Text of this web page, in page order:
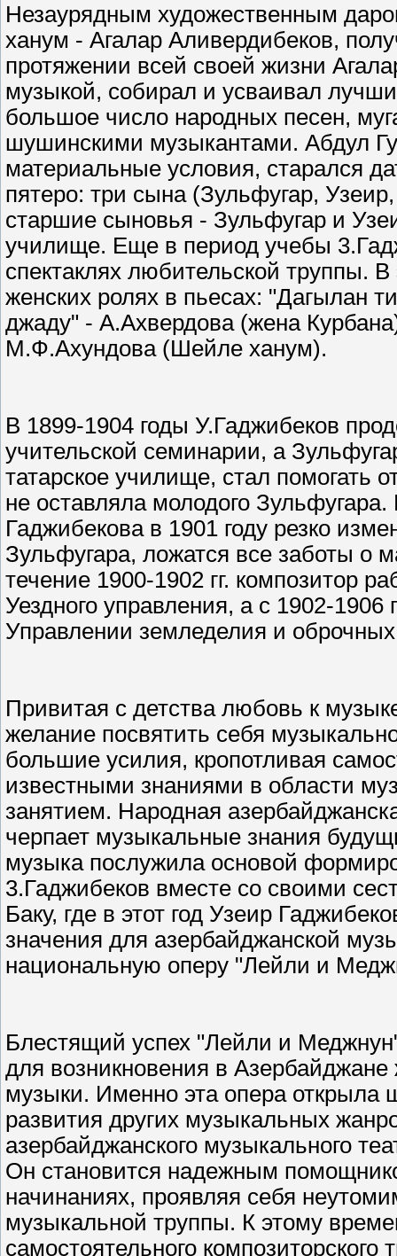
Незаурядным художественным
ханум - Агалар Аливердибеков,
протяжении всей своей жизни
музыкой, собирал и усваивал
большое число народных песен,
шушинскими музыкантами. Абдул
материальные условия, старался
пятеро: три сына (Зульфугар,
старшие сыновья - Зульфугар и
училище. Еще в период учебы
спектаклях любительской труппы.
женских ролях в пьесах: "Дагылан
джаду" - А.Ахвердова (жена
М.Ф.Ахундова (Шейле ханум).
В 1899-1904 годы У.Гаджибеков
учительской семинарии, а
татарское училище, стал помогать
не оставляла молодого
Гаджибекова в 1901 году резко
Зульфугара, ложатся все заботы о
течение 1900-1902 гг. композитор
Уездного управления, а с 1902-
Управлении земледелия и
Привитая с детства любовь к
желание посвятить себя
большие усилия, кропотливая
известными знаниями в области
занятием. Народная
черпает музыкальные знания
музыка послужила основой
3.Гаджибеков вместе со своими
Баку, где в этот год Узеир
значения для азербайджанской
национальную оперу "Лейли и
Блестящий успех "Лейли и
для возникновения в
музыки. Именно эта опера открыла
развития других музыкальных
азербайджанского музыкального
Он становится надежным
начинаниях, проявляя себя
музыкальной труппы. К этому
самостоятельного композиторского